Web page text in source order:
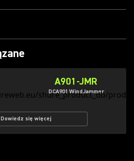
A901-JMR
DCA901 WindJammer
Dowiedz się więcej